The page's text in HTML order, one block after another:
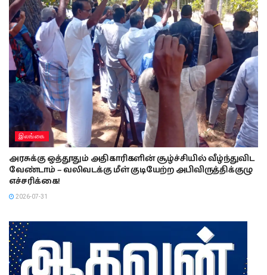
இலங்கை
அரசுக்கு ஒத்தூதும் அதிகாரிகளின் சூழ்ச்சியில் வீழ்ந்துவிட
வேண்டாம் – வலிவடக்கு மீள் குடியேற்ற அபிவிருத்திக்குழு
எச்சரிக்கை!
2026-07-31